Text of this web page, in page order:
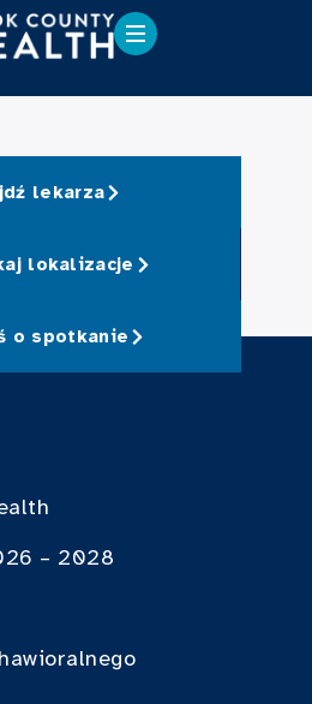
lekarza
lokalizacje
o spotkanie
– 2028